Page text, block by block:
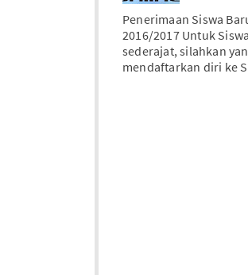
Penerimaan Siswa
2016/2017 Untuk
sederajat, silahkan
mendaftarkan diri ke